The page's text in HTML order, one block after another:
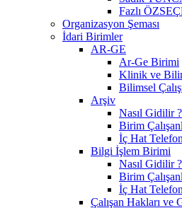
Fazlı
Organizasyon Şeması
İdari Birimler
AR-GE
Ar-Ge Birimi
Klinik ve
Bilimsel
Arşiv
Nasıl Gidilir ?
Birim
İç Hat Telefon
Bilgi İşlem Birimi
Nasıl Gidilir ?
Birim
İç Hat Telefon
Çalışan Hakları